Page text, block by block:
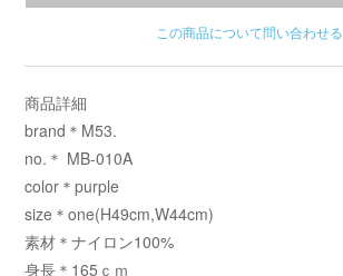
この商品について問い合わせる
商品詳細
brand＊M53.
no.＊ MB-010A
color＊purple
size＊one(H49cm,W44cm)
素材＊ナイロン100%
身長＊165ｃｍ